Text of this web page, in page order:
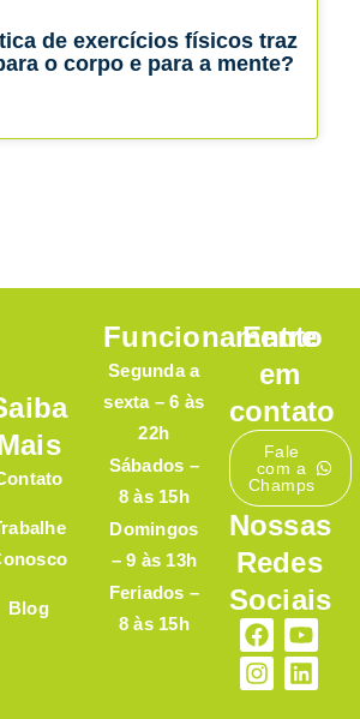
de exercícios físicos traz
o corpo e para a mente?
Blog
Funcionamento
Segunda a
sexta – 6 às
22h
Sábados –
8 às 15h
Domingos
– 9 às 13h
Feriados –
8 às 15h
Entre
em
contato
Fale
com a
Champs
Nossas
Redes
Sociais
F
a
c
Y
o
u
I
n
s
L
i
n